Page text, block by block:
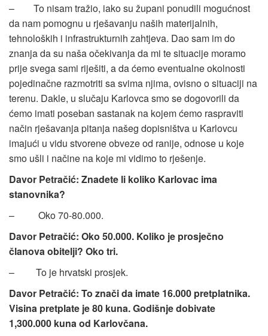
– To nisam tražio, iako su župani ponudili mogućnost
da nam pomognu u rješavanju naših materijalnih,
tehnoloških i infrastrukturnih zahtjeva. Dao sam im do
znanja da su naša očekivanja da mi te situacije moramo
prije svega sami riješiti, a da ćemo eventualne okolnosti
pojedinačne razmotriti sa svima njima, ovisno o situaciji na
terenu. Dakle, u slučaju Karlovca smo se dogovorili da
ćemo imati poseban sastanak na kojem ćemo raspraviti
način rješavanja pitanja našeg dopisništva u Karlovcu
imajući u vidu stvorene obveze od ranije, odnose u koje
smo ušli i načine na koje mi vidimo to rješenje.
Davor Petračić: Znadete li koliko Karlovac ima
stanovnika?
– Oko 70-80.000.
Davor Petračić: Oko 50.000. Koliko je prosječno
članova obitelji? Oko tri.
– To je hrvatski prosjek.
Davor Petračić: To znači da imate 16.000 pretplatnika.
Visina pretplate je 80 kuna. Godišnje dobivate
1,300.000 kuna od Karlovčana.